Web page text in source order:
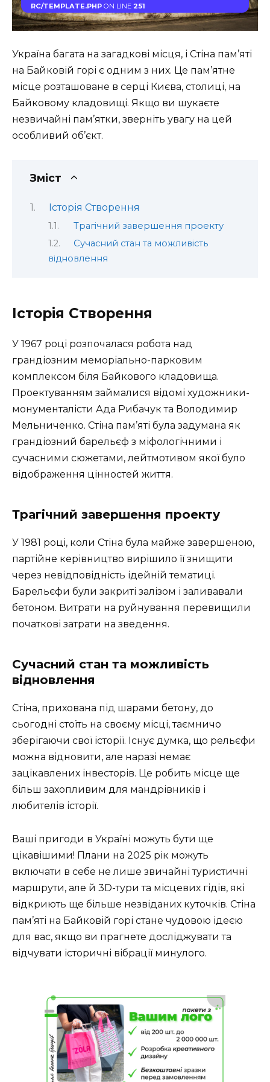
RC/TEMPLATE.PHPON LINE 251
Україна багата на загадкові місця, і Стіна пам’яті
на Байковій горі є одним з них. Це пам’ятне
місце розташоване в серці Києва, столиці, на
Байковому кладовищі. Якщо ви шукаєте
незвичайні пам’ятки, зверніть увагу на цей
особливий об’єкт.
Зміст
Історія Створення
Трагічний завершення проекту
Сучасний стан та можливість
відновлення
Історія Створення
У 1967 році розпочалася робота над
грандіозним меморіально-парковим
комплексом біля Байкового кладовища.
Проектуванням займалися відомі художники-
монументалісти Ада Рибачук та Володимир
Мельниченко. Стіна пам’яті була задумана як
грандіозний барельєф з міфологічними і
сучасними сюжетами, лейтмотивом якої було
відображення цінностей життя.
Трагічний завершення проекту
У 1981 році, коли Стіна була майже завершеною,
партійне керівництво вирішило її знищити
через невідповідність ідейній тематиці.
Барельєфи були закриті залізом і заливавали
бетоном. Витрати на руйнування перевищили
початкові затрати на зведення.
Сучасний стан та можливість
відновлення
Стіна, прихована під шарами бетону, до
сьогодні стоїть на своєму місці, таємничо
зберігаючи свої історії. Існує думка, що рельєфи
можна відновити, але наразі немає
зацікавлених інвесторів. Це робить місце ще
більш захопливим для мандрівників і
любителів історії.
Ваші пригоди в Україні можуть бути ще
цікавішими! Плани на 2025 рік можуть
включати в себе не лише звичайні туристичні
маршрути, але й 3D-тури та місцевих гідів, які
відкриють ще більше незвіданих куточків. Стіна
пам’яті на Байковій горі стане чудовою ідеєю
для вас, якщо ви прагнете досліджувати та
відчувати історичні вібрації минулого.